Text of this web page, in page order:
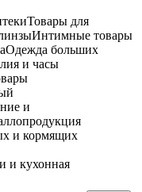
Товары для
Интимные товары
Одежда больших
и часы
и
и кормящих
и кухонная